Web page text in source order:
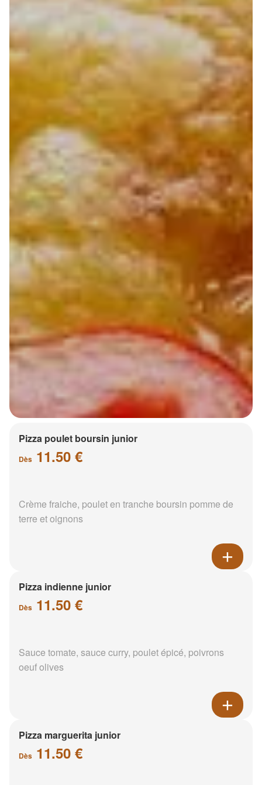
Pizza poulet boursin junior
Dès 11.50 €
Crème fraiche, poulet en tranche boursin pomme de
terre et oignons
Pizza indienne junior
Dès 11.50 €
Sauce tomate, sauce curry, poulet épicé, poivrons
oeuf olives
Pizza marguerita junior
Dès 11.50 €